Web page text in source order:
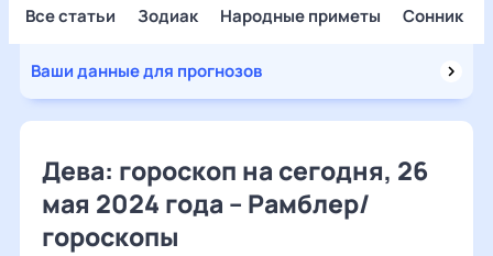
Все статьи Зодиак Народные приметы Сонник
Ваши данные для прогнозов
Дева: гороскоп на сегодня, 26
мая 2024 года – Рамблер/
гороскопы